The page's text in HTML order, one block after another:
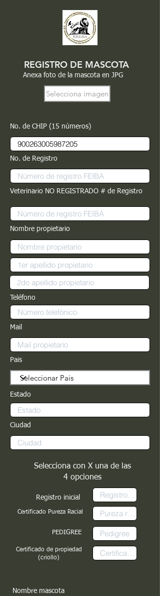
REGISTRO DE MASCOTA
Anexa foto de la mascota en JPG
Selecciona imagen
No. de CHIP (15 números)
No. de Registro
Veterinario NO REGISTRADO # de Registro
Nombre propietario
Teléfono
Mail
Pais
Estado
Ciudad
Registro inicial
Certificado Pureza Racial
PEDIGREE
Selecciona con X una de las
4 opciones
Certificado de propiedad
(criollo)
Nombre mascota